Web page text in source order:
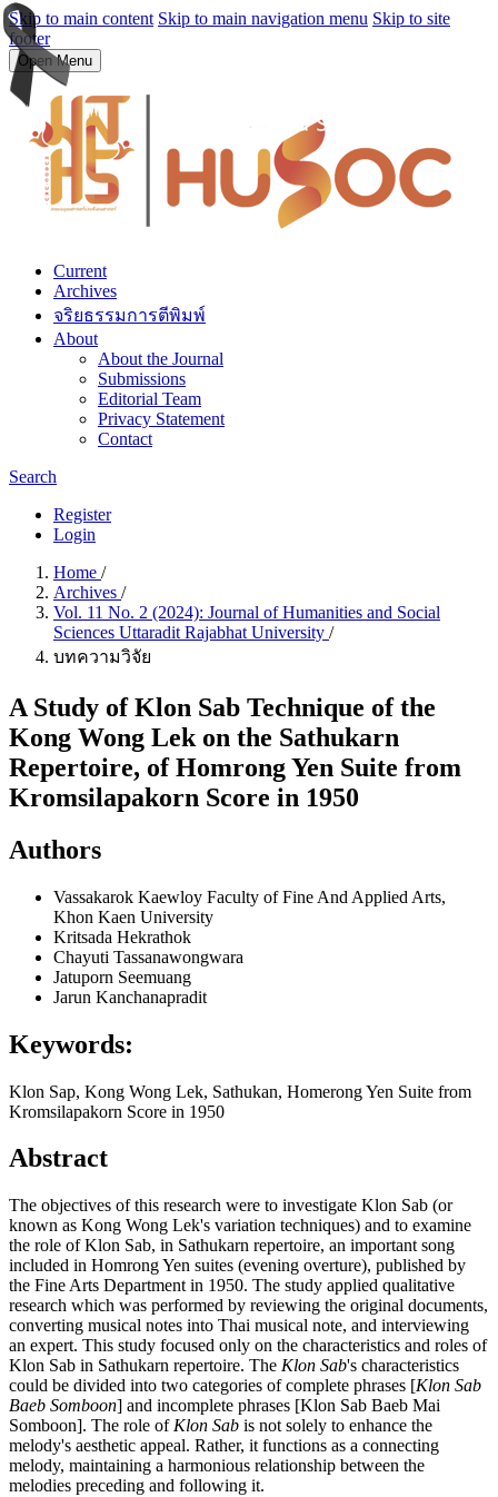
Skip to main content Skip to main navigation menu Skip to site
footer
Open Menu
Current
Archives
จริยธรรมการตีพิมพ์
About
About the Journal
Submissions
Editorial Team
Privacy Statement
Contact
Search
Register
Login
Home /
Archives /
Vol. 11 No. 2 (2024): Journal of Humanities and Social
Sciences Uttaradit Rajabhat University /
บทความวิจัย
A Study of Klon Sab Technique of the
Kong Wong Lek on the Sathukarn
Repertoire, of Homrong Yen Suite from
Kromsilapakorn Score in 1950
Authors
Vassakarok Kaewloy Faculty of Fine And Applied Arts,
Khon Kaen University
Kritsada Hekrathok
Chayuti Tassanawongwara
Jatuporn Seemuang
Jarun Kanchanapradit
Keywords:
Klon Sap, Kong Wong Lek, Sathukan, Homerong Yen Suite from
Kromsilapakorn Score in 1950
Abstract
The objectives of this research were to investigate Klon Sab (or
known as Kong Wong Lek's variation techniques) and to examine
the role of Klon Sab, in Sathukarn repertoire, an important song
included in Homrong Yen suites (evening overture), published by
the Fine Arts Department in 1950. The study applied qualitative
research which was performed by reviewing the original documents,
converting musical notes into Thai musical note, and interviewing
an expert. This study focused only on the characteristics and roles of
Klon Sab in Sathukarn repertoire. The Klon Sab's characteristics
could be divided into two categories of complete phrases [Klon Sab
Baeb Somboon] and incomplete phrases [Klon Sab Baeb Mai
Somboon]. The role of Klon Sab is not solely to enhance the
melody's aesthetic appeal. Rather, it functions as a connecting
melody, maintaining a harmonious relationship between the
melodies preceding and following it.